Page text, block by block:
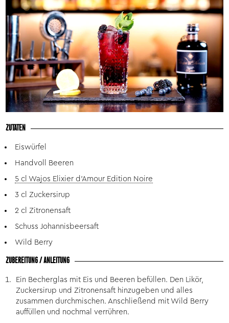
ZUTATEN
Eiswürfel
Handvoll Beeren
5 cl Wajos Elixier d’Amour Edition Noire
3 cl Zuckersirup
2 cl Zitronensaft
Schuss Johannisbeersaft
Wild Berry
ZUBEREITUNG / ANLEITUNG
Ein Becherglas mit Eis und Beeren befüllen. Den Likör,
Zuckersirup und Zitronensaft hinzugeben und alles
zusammen durchmischen. Anschließend mit Wild Berry
auffüllen und nochmal verrühren.